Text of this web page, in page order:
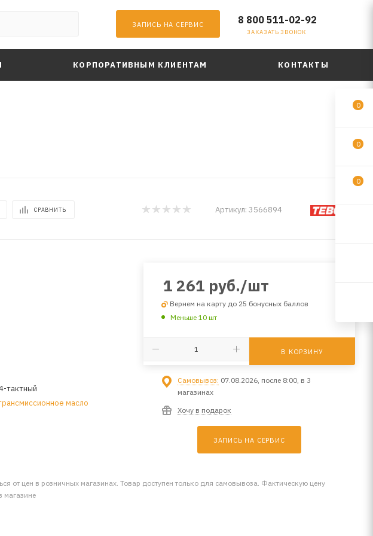
ЗАПИСЬ НА СЕРВИС 8 800 511-02-92
ЗАКАЗАТЬ ЗВОНОК
КОРПОРАТИВНЫМ КЛИЕНТАМ КОНТАКТЫ
СРАВНИТЬ Артикул: 3566894
тактный
масло
1 261 руб./шт
Вернем на карту до 25 бонусных баллов
Меньше 10 шт
В КОРЗИНУ
Самовывоз: 07.08.2026, после 8:00, в 3
магазинах
Хочу в подарок
ЗАПИСЬ НА СЕРВИС
от цен в розничных магазинах. Товар доступен только для самовывоза. Фактическую цену
магазине
0
0
0